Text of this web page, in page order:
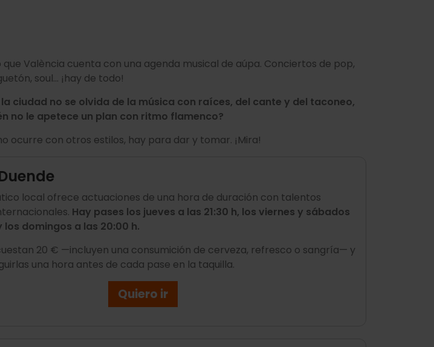
que València cuenta con una agenda musical de aúpa. Conciertos de pop,
soul... ¡hay de todo!
ciudad no se olvida de la música con raíces, del cante y del taconeo,
no le apetece un plan con ritmo flamenco?
ocurre con otros estilos, hay para dar y tomar. ¡Mira!
local ofrece actuaciones de una hora de duración con talentos
Hay pases los jueves a las 21:30 h, los viernes y sábados
los domingos a las 20:00 h.
20 € —incluyen una consumición de cerveza, refresco o sangría— y
una hora antes de cada pase en la taquilla.
Quiero ir